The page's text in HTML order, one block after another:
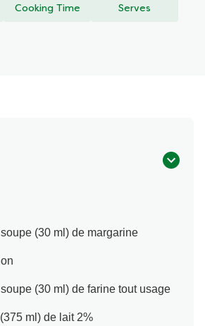
Cooking Time Serves
(30 ml) de margarine
(30 ml) de farine tout usage
ml) de lait 2%